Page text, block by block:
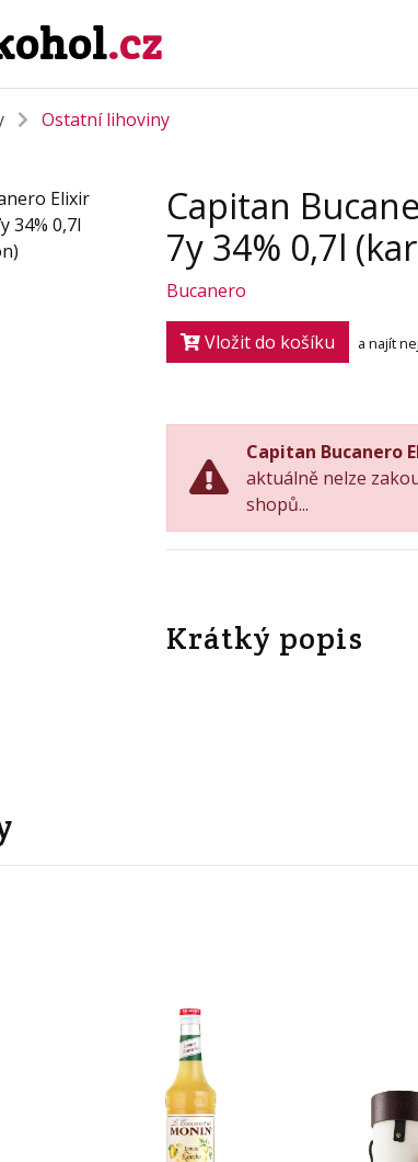
.cz
Ostatní lihoviny
Capitan
7y 34% 0,7l
Bucanero
Vložit do košíku a najít
Capitan Bucanero
aktuálně nelze
shopů...
Krátký popis